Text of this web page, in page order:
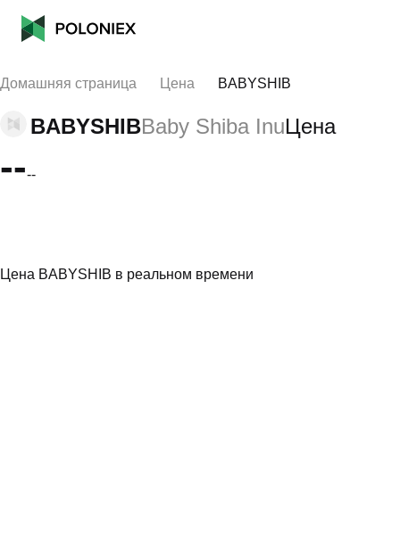
Домашняя страница Цена BABYSHIB
BABYSHIBBaby Shiba InuЦена
----
Цена BABYSHIB в реальном времени